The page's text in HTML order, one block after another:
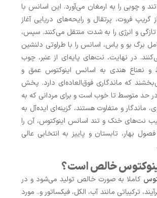
و چوبی را به ارمغان می‌آورد. این اسانس با
گریپ ‌فروت، پرتقال و رایحه‌های دریایی آغاز
و انرژی را به شدت منتقل می‌کنند. سپس،
برگ بو و یاس، اسانس را با طراوتی دلنشین
در نهایت، نت‌های پایه‌ای از عنبر، چوب
و نعناع هندی به اسانس اینوکتوس عمق و
که ماندگاری فوق‌العاده‌ای دارد. پخش
حد متوسط تا خوب است و برای مردانی که به
ماندگار و متفاوت هستند، گزینه‌ای ایده‌آل به
نت‌های خنک و تند اسانس اینوکتوس، آن را
بهار، تابستان و پاییز به انتخابی عالی
خالص است؟
کاملا به صورت خالص تولید می‌شود و در
ترکیباتی مانند آب، الکل، فیکساتور و.. مورد